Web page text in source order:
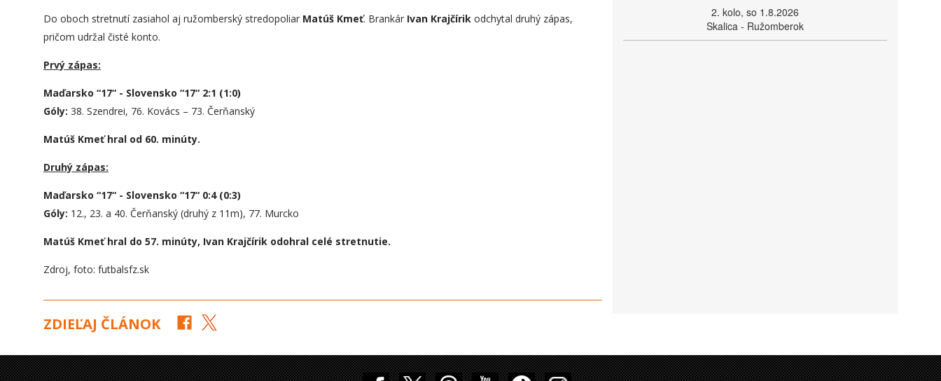
Do oboch stretnutí zasiahol aj ružomberský stredopoliar Matúš Kmeť. Brankár Ivan Krajčírik odchytal druhý zápas,
pričom udržal čisté konto.
Prvý zápas:
Maďarsko “17“ - Slovensko “17“ 2:1 (1:0)
Góly: 38. Szendrei, 76. Kovács – 73. Čerňanský
Matúš Kmeť hral od 60. minúty.
Druhý zápas:
Maďarsko “17“ - Slovensko “17“ 0:4 (0:3)
Góly: 12., 23. a 40. Čerňanský (druhý z 11m), 77. Murcko
Matúš Kmeť hral do 57. minúty, Ivan Krajčírik odohral celé stretnutie.
Zdroj, foto: futbalsfz.sk
ZDIEĽAJ ČLÁNOK
2. kolo, so 1.8.2026
Skalica - Ružomberok